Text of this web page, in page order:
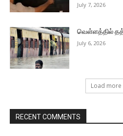
July 7, 2026
வெள்ளத்தில்
July 6, 2026
Load more
RECENT COMMENTS